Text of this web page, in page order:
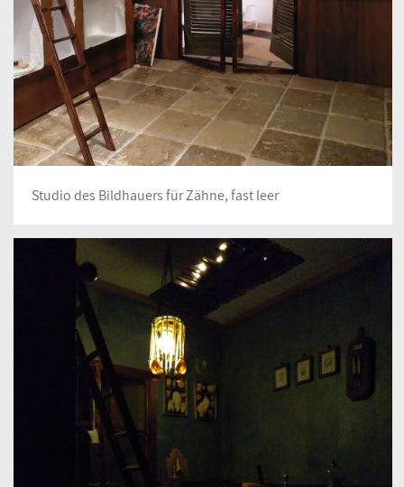
Studio des Bildhauers für Zähne, fast leer